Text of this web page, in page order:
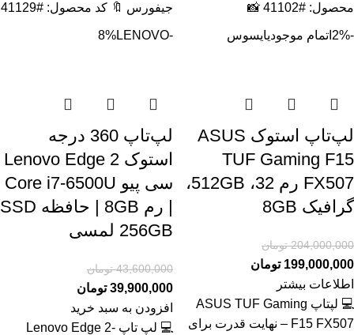
محصول: #41102 📸
جیفورس 🔖 کد محصول: #41129
-2% اتمام موجودیایسوس
لپ‌تاپ استوک ASUS
TUF Gaming F15
FX507 رم 32، 512GB،
گرافیک 8GB
204,000,000 تومان
199,000,000 تومان
اطلاعات بیشتر
💻 لپتاپ ASUS TUF Gaming
F15 FX507 – نهایت قدرت برای
-8%
LENOVO
لپ‌تاپ 360 درجه
استوک Lenovo Edge 2
سی پیو Core i7-6500U
| رم 8GB | حافظه SSD
256GB لمسی
43,600,000 تومان
39,900,000 تومان
افزودن به سبد خرید
💻 لپ تاپ Lenovo Edge 2-